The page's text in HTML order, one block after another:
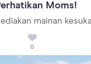
Moms!
mainan
0